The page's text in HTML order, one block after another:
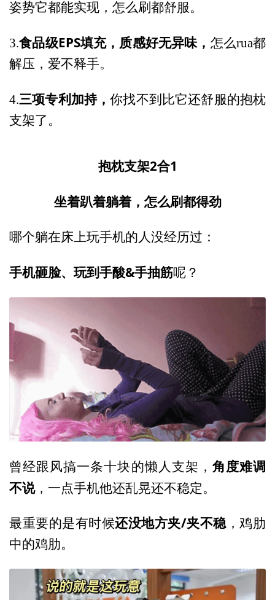
姿势它都能实现，怎么刷都舒服。
3.食品级EPS填充，质感好无异味， 怎么rua都
解压，爱不释手。
4.三项专利加持，你找不到比它还舒服的抱枕
支架了。
抱枕支架2合1
坐着趴着躺着，怎么刷都得劲
哪个躺在床上玩手机的人没经历过：
手机砸脸、玩到手酸&手抽筋呢？
曾经跟风搞一条十块的懒人支架， 角度难调
不说，一点手机他还乱晃还不稳定。
最重要的是有时候还没地方夹/夹不稳，鸡肋
中的鸡肋。